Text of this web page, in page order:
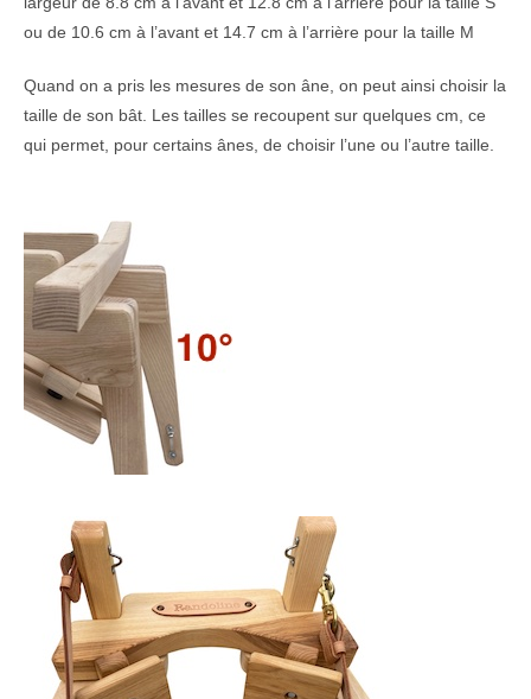
ou de 10.6 cm à l’avant et 14.7 cm à l’arrière pour la taille M
Quand on a pris les mesures de son âne, on peut ainsi choisir la
taille de son bât. Les tailles se recoupent sur quelques cm, ce
qui permet, pour certains ânes, de choisir l’une ou l’autre taille.